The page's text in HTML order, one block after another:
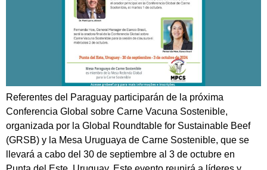
Referentes del Paraguay participarán de la próxima
Conferencia Global sobre Carne Vacuna Sostenible,
organizada por la Global Roundtable for Sustainable Beef
(GRSB) y la Mesa Uruguaya de Carne Sostenible, que se
llevará a cabo del 30 de septiembre al 3 de octubre en